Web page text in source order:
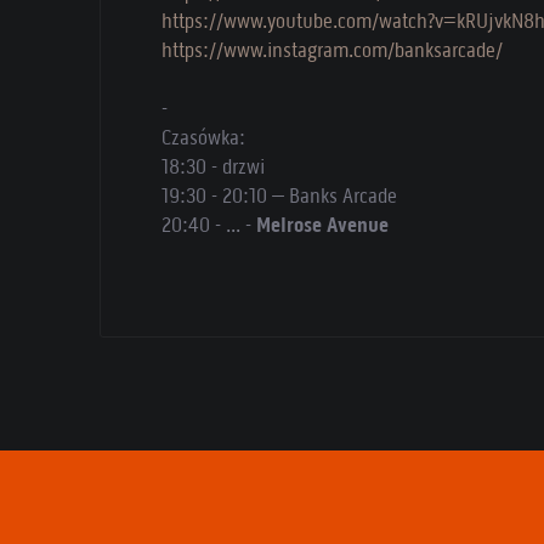
https://www.youtube.com/
https://www.instagram.com/banksarcade/
-
Czasówka:
18:30 - drzwi
19:30 - 20:10 – Banks Arcade
20:40 - ... - Melrose Avenue